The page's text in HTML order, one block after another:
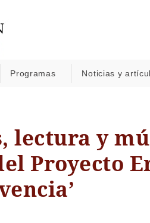
Programas Noticias y
lectura y
Proyecto